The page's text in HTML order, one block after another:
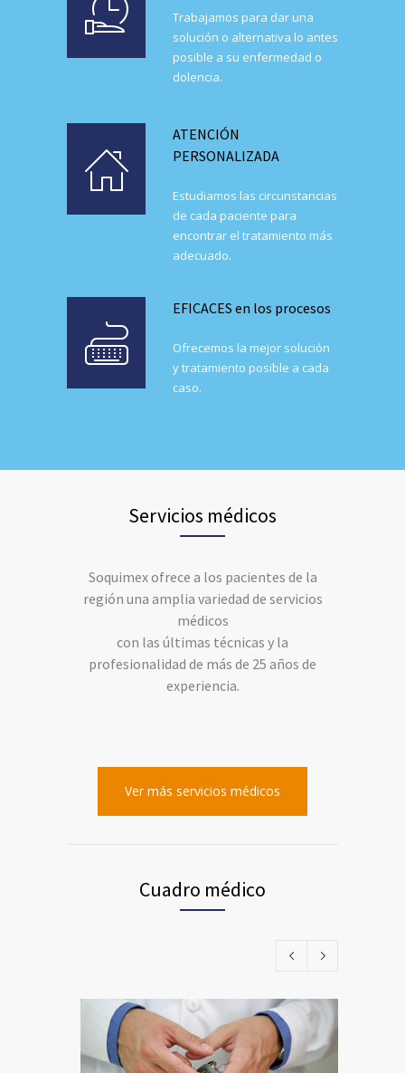
Trabajamos para dar una
solución o alternativa lo antes
posible a su enfermedad o
dolencia.
ATENCIÓN
PERSONALIZADA
Estudiamos las circunstancias
de cada paciente para
encontrar el tratamiento más
adecuado.
EFICACES en los procesos
Ofrecemos la mejor solución
y tratamiento posible a cada
caso.
Servicios médicos
Soquimex ofrece a los pacientes de la
región una amplia variedad de servicios
médicos
con las últimas técnicas y la
profesionalidad de más de 25 años de
experiencia.
Ver más servicios médicos
Cuadro médico